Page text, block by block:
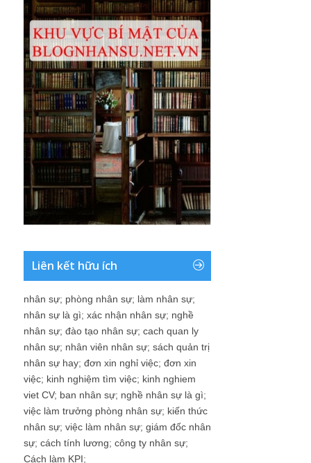
Liên kết hữu ích
nhân sự; phòng nhân sự; làm nhân sự;
nhân sự là gì; xác nhận nhân sự; nghề
nhân sự; đào tạo nhân sự; cach quan ly
nhân sự; nhân viên nhân sự; sách quản trị
nhân sự hay; đơn xin nghỉ việc; đơn xin
việc; kinh nghiệm tìm việc; kinh nghiem
viet CV; ban nhân sự; nghề nhân sự là gì;
việc làm trưởng phòng nhân sự; kiến thức
nhân sự; việc làm nhân sự; giám đốc nhân
sự; cách tính lương; công ty nhân sự;
Cách làm KPI;